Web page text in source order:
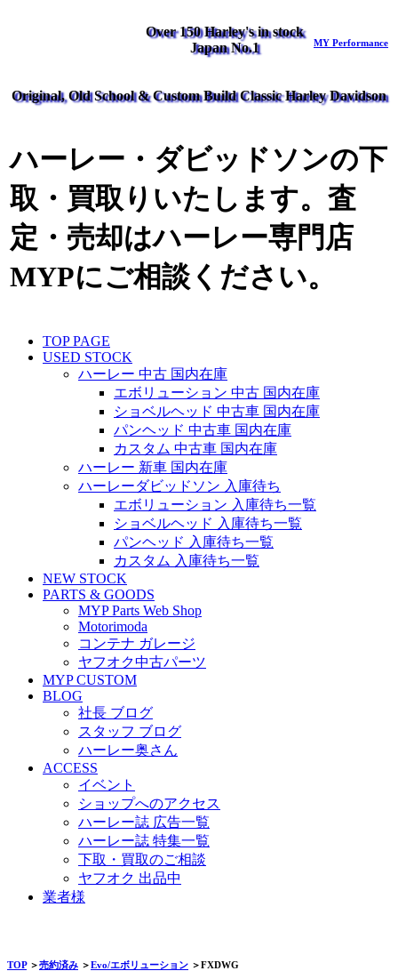
Over 150 Harley's in stock
Japan No.1
MY Performance
Original, Old School & Custom Build Classic Harley Davidson
ハーレー・ダビッドソンの下
取・買取りいたします。査
定・売却はハーレー専門店
MYPにご相談ください。
TOP PAGE
USED STOCK
ハーレー 中古 国内在庫
エボリューション 中古 国内在庫
ショベルヘッド 中古車 国内在庫
パンヘッド 中古車 国内在庫
カスタム 中古車 国内在庫
ハーレー 新車 国内在庫
ハーレーダビッドソン 入庫待ち
エボリューション 入庫待ち一覧
ショベルヘッド 入庫待ち一覧
パンヘッド 入庫待ち一覧
カスタム 入庫待ち一覧
NEW STOCK
PARTS & GOODS
MYP Parts Web Shop
Motorimoda
コンテナ ガレージ
ヤフオク中古パーツ
MYP CUSTOM
BLOG
社長 ブログ
スタッフ ブログ
ハーレー奥さん
ACCESS
イベント
ショップへのアクセス
ハーレー誌 広告一覧
ハーレー誌 特集一覧
下取・買取のご相談
ヤフオク 出品中
業者様
TOP＞売約済み ＞Evo/エボリューション ＞FXDWG